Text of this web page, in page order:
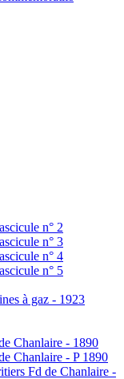
n° 2
n° 3
n° 4
n° 5
à gaz - 1923
Chanlaire - 1890
Chanlaire - P 1890
Fd de Chanlaire -